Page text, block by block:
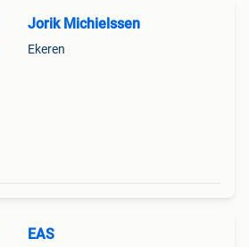
Jorik Michielssen
Ekeren
EAS